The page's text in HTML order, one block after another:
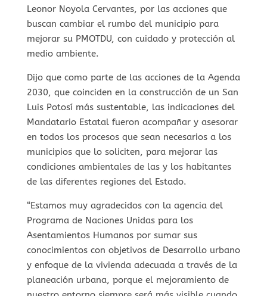
Leonor Noyola Cervantes, por las acciones que
buscan cambiar el rumbo del municipio para
mejorar su PMOTDU, con cuidado y protección al
medio ambiente.
Dijo que como parte de las acciones de la Agenda
2030, que coinciden en la construcción de un San
Luis Potosí más sustentable, las indicaciones del
Mandatario Estatal fueron acompañar y asesorar
en todos los procesos que sean necesarios a los
municipios que lo soliciten, para mejorar las
condiciones ambientales de las y los habitantes
de las diferentes regiones del Estado.
“Estamos muy agradecidos con la agencia del
Programa de Naciones Unidas para los
Asentamientos Humanos por sumar sus
conocimientos con objetivos de Desarrollo urbano
y enfoque de la vivienda adecuada a través de la
planeación urbana, porque el mejoramiento de